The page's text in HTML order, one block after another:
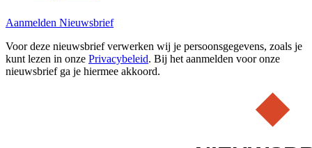
Aanmelden Nieuwsbrief
Voor deze nieuwsbrief verwerken wij je persoonsgegevens, zoals je
kunt lezen in onze Privacybeleid. Bij het aanmelden voor onze
nieuwsbrief ga je hiermee akkoord.